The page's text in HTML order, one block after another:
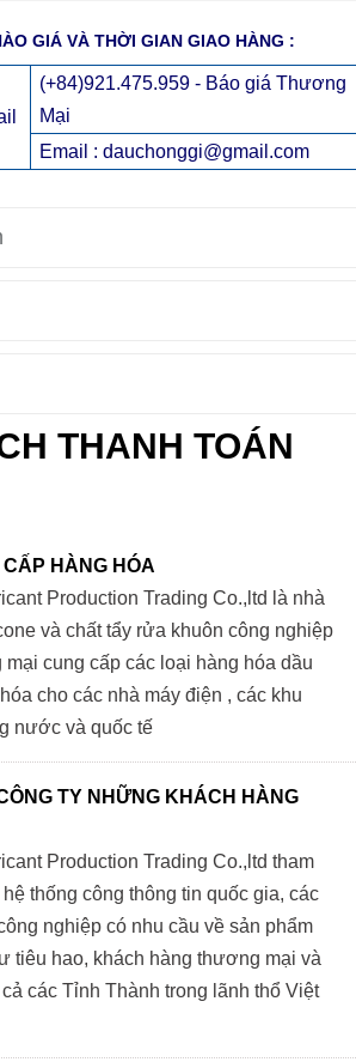
GIÁ VÀ THỜI GIAN GIAO HÀNG :
(+84)921.475.959 - Báo giá Thương
Mại
Email : dauchonggi@gmail.com
THANH TOÁN
CẤP HÀNG HÓA
Production Trading Co.,ltd là nhà
và chất tẩy rửa khuôn công nghiệp
cung cấp các loại hàng hóa dầu
cho các nhà máy điện , các khu
nước và quốc tế
TY NHỮNG KHÁCH HÀNG
Production Trading Co.,ltd tham
thống công thông tin quốc gia, các
nghiệp có nhu cầu về sản phẩm
tiêu hao, khách hàng thương mại và
các Tỉnh Thành trong lãnh thổ Việt